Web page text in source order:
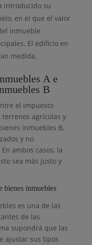
introducido su
en el que el valor
inmueble
El edificio en
medida.
A e
B
el impuesto
agrícolas y
inmuebles B,
y no
ambos casos, la
sea más justo y
bienes inmuebles
es una de las
de las
supondrá que las
ajustar sus tipos